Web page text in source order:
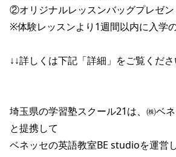
②オリジナルレッスンバッグプレゼン
※体験レッスンより1週間以内に入学
↓↓詳しくは下記「詳細」をご覧くだ
埼玉県の学習塾スクール21は、㈱ベ
と提携して
ベネッセの英語教室BE studioを運営